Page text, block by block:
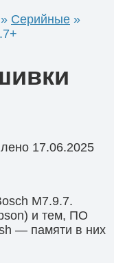
» Серийные »
17.06.2025
M7.9.7.
и тем, ПО
— памяти в них